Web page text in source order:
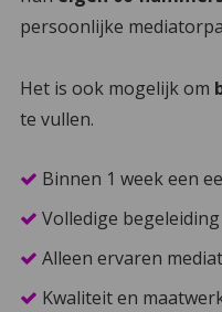
persoonlijke
Het is ook mogelijk om
te vullen.
Binnen 1 week een
Volledige begeleiding
Alleen ervaren
Kwaliteit en